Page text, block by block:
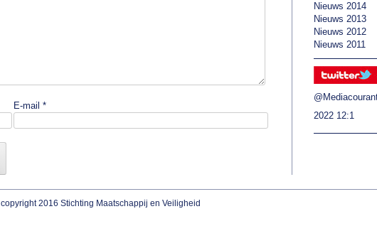
E-mail *
Nieuws 2014
Nieuws 2013
Nieuws 2012
Nieuws 2011
2022 12:1
copyright 2016 Stichting Maatschappij en Veiligheid